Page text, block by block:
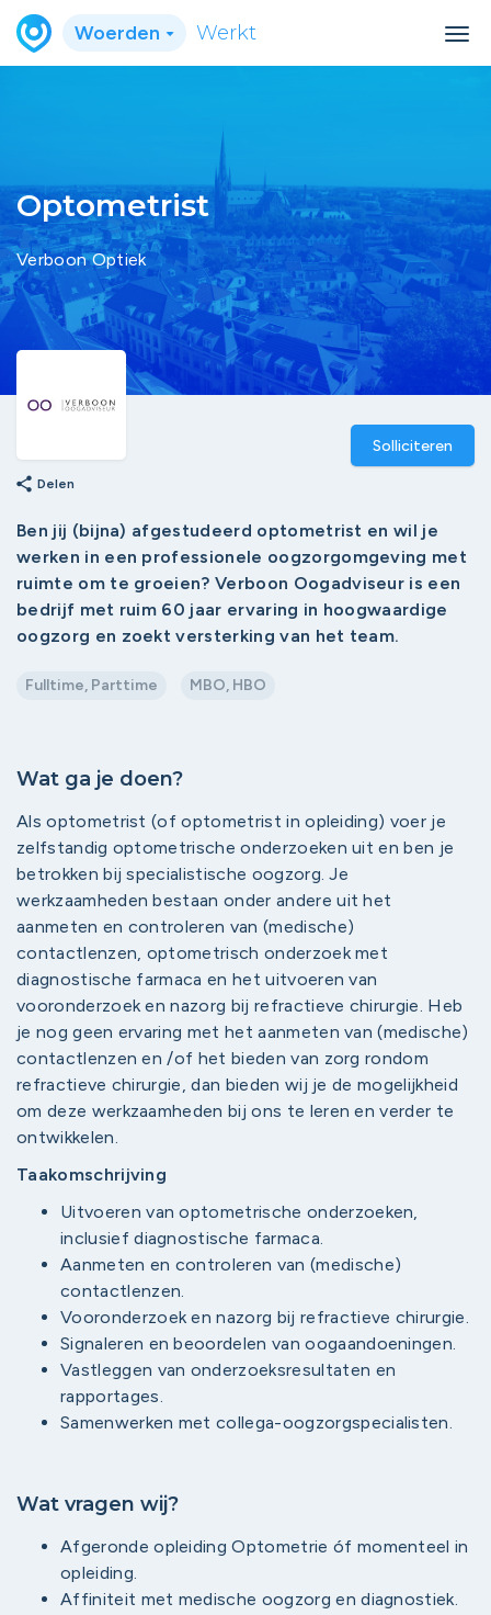
Woerden Werkt
Optometrist
Verboon Optiek
Solliciteren
share Delen
Ben jij (bijna) afgestudeerd optometrist en wil je
werken in een professionele oogzorgomgeving met
ruimte om te groeien? Verboon Oogadviseur is een
bedrijf met ruim 60 jaar ervaring in hoogwaardige
oogzorg en zoekt versterking van het team.
Fulltime, Parttime MBO, HBO
Wat ga je doen?
Als optometrist (of optometrist in opleiding) voer je
zelfstandig optometrische onderzoeken uit en ben je
betrokken bij specialistische oogzorg. Je
werkzaamheden bestaan onder andere uit het
aanmeten en controleren van (medische)
contactlenzen, optometrisch onderzoek met
diagnostische farmaca en het uitvoeren van
vooronderzoek en nazorg bij refractieve chirurgie. Heb
je nog geen ervaring met het aanmeten van (medische)
contactlenzen en /of het bieden van zorg rondom
refractieve chirurgie, dan bieden wij je de mogelijkheid
om deze werkzaamheden bij ons te leren en verder te
ontwikkelen.
Taakomschrijving
Uitvoeren van optometrische onderzoeken,
inclusief diagnostische farmaca.
Aanmeten en controleren van (medische)
contactlenzen.
Vooronderzoek en nazorg bij refractieve chirurgie.
Signaleren en beoordelen van oogaandoeningen.
Vastleggen van onderzoeksresultaten en
rapportages.
Samenwerken met collega-oogzorgspecialisten.
Wat vragen wij?
Afgeronde opleiding Optometrie óf momenteel in
opleiding.
Affiniteit met medische oogzorg en diagnostiek.